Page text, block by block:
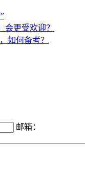
更受欢迎？
如何备考？
邮箱：